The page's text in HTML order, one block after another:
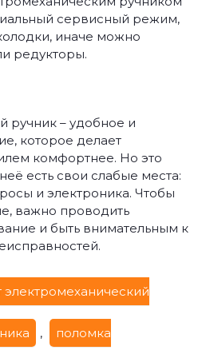
сервисный режим,
иначе можно
редукторы.
ручник – удобное и
которое делает
комфортнее. Но это
есть свои слабые места:
и электроника. Чтобы
важно проводить
и быть внимательным к
электромеханический
, поломка